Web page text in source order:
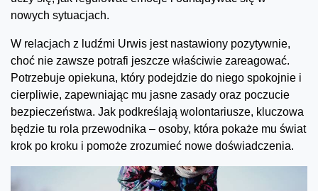
nowych sytuacjach.
W relacjach z ludźmi Urwis jest nastawiony pozytywnie,
choć nie zawsze potrafi jeszcze właściwie zareagować.
Potrzebuje opiekuna, który podejdzie do niego spokojnie i
cierpliwie, zapewniając mu jasne zasady oraz poczucie
bezpieczeństwa. Jak podkreślają wolontariusze, kluczowa
będzie tu rola przewodnika – osoby, która pokaże mu świat
krok po kroku i pomoże zrozumieć nowe doświadczenia.